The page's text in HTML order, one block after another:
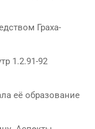
Граха-
1.2.91-92
её образование